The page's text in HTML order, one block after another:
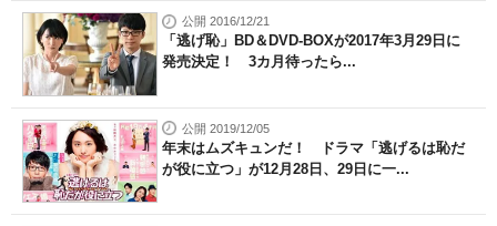
公開 2016/12/21
「逃げ恥」BD＆DVD-BOXが2017年3月29日に
発売決定！ 3カ月待ったら...
公開 2019/12/05
年末はムズキュンだ！ ドラマ「逃げるは恥だ
が役に立つ」が12月28日、29日に一...